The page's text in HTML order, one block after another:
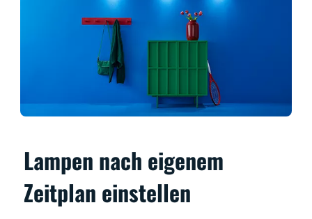
Lampen nach eigenem
Zeitplan einstellen